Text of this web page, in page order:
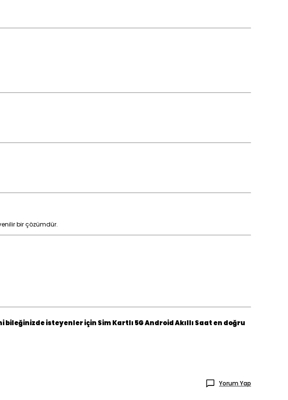
bir çözümdür.
isteyenler için Sim Kartlı 5G Android Akıllı Saat en doğru
Yorum Yap